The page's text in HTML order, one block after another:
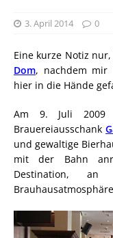
3. April 2014 0
Eine kurze Notiz
Dom, nachdem mir
hier in die Hände
Am 9. Juli 2009
Brauereiausschank
und gewaltige
mit der Bahn
Destination,